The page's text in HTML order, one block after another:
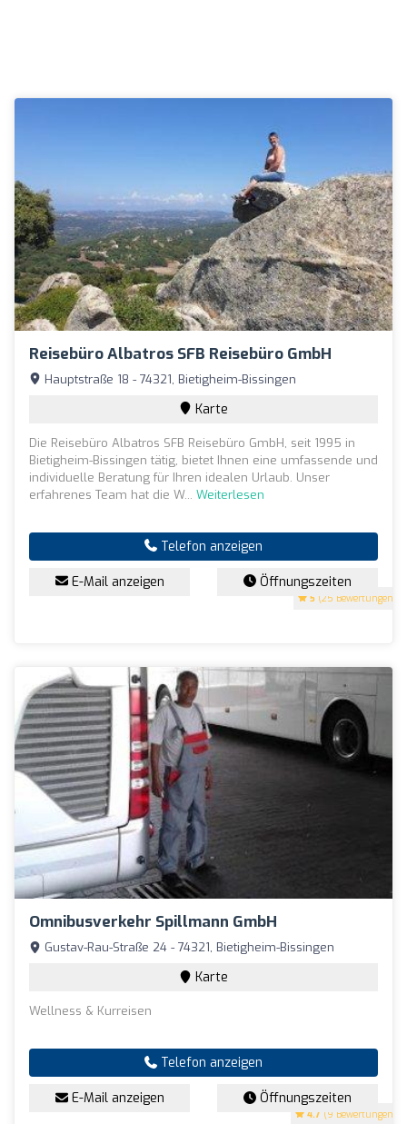
Reisebüro Albatros SFB Reisebüro GmbH
5 (25 Bewertungen)
Hauptstraße 18 - 74321, Bietigheim-Bissingen
Karte
Die Reisebüro Albatros SFB Reisebüro GmbH, seit 1995 in
Bietigheim-Bissingen tätig, bietet Ihnen eine umfassende und
individuelle Beratung für Ihren idealen Urlaub. Unser
erfahrenes Team hat die W... Weiterlesen
Telefon anzeigen
E-Mail anzeigen Öffnungszeiten
Omnibusverkehr Spillmann GmbH
4.7 (9 Bewertungen)
Gustav-Rau-Straße 24 - 74321, Bietigheim-Bissingen
Karte
Wellness & Kurreisen
Telefon anzeigen
E-Mail anzeigen Öffnungszeiten